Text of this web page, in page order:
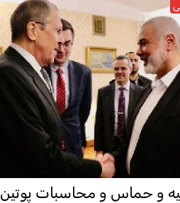
و حماس و محاسبات پوتین